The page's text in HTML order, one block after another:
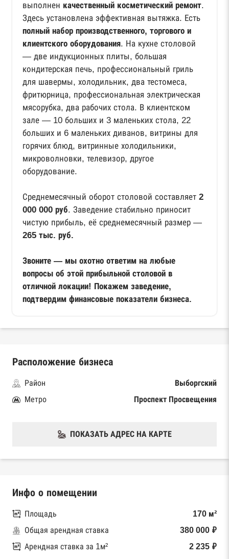
выполнен качественный косметический ремонт.
Здесь установлена эффективная вытяжка. Есть
полный набор производственного, торгового и
клиентского оборудования. На кухне столовой
— две индукционных плиты, большая
кондитерская печь, профессиональный гриль
для шавермы, холодильник, два тестомеса,
фритюрница, профессиональная электрическая
мясорубка, два рабочих стола. В клиентском
зале — 10 больших и 3 маленьких стола, 22
больших и 6 маленьких диванов, витрины для
горячих блюд, витринные холодильники,
микроволновки, телевизор, другое
оборудование.
Среднемесячный оборот столовой составляет 2
000 000 руб. Заведение стабильно приносит
чистую прибыль, её среднемесячный размер —
265 тыс. руб.
Звоните — мы охотно ответим на любые
вопросы об этой прибыльной столовой в
отличной локации! Покажем заведение,
подтвердим финансовые показатели бизнеса.
Расположение бизнеса
Район
Выборгский
Метро
Проспект Просвещения
ПОКАЗАТЬ АДРЕС НА КАРТЕ
Инфо о помещении
Площадь
170 м²
Общая арендная ставка
380 000 ₽
Арендная ставка за 1м²
2 235 ₽